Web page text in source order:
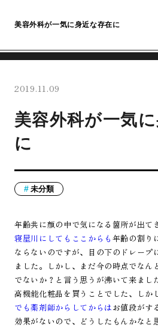
美容外科が一気に身近な存在に
2019.11.09
美容外科が一気
に
未分類
年齢共に顔の中で気になる箇所が出て
寝屋川にしてもここからも 年齢の割り
ならないのですが、目の下のドレープ
ました。しかし、まだ今の時点でなん
でないか？と言う思うが沸いて来まし
高機能化粧品を買うことでした、しかし
でも薬剤師からしてからはお値段がす
効果がないので、どうしたもんかなと